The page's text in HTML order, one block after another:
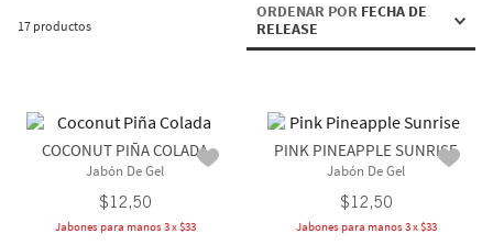
17 productos
ORDENAR POR FECHA DE
RELEASE
COCONUT PIÑA COLADA
Jabón De Gel
$12,50
Jabones para manos 3 x $33
PINK PINEAPPLE SUNRISE
Jabón De Gel
$12,50
Jabones para manos 3 x $33